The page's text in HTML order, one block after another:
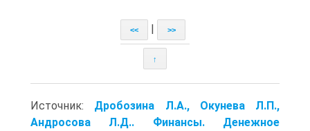
<< >>
↑
Источник: Дробозина Л.А., Окунева Л.П.,
Андросова Л.Д.. Финансы. Денежное